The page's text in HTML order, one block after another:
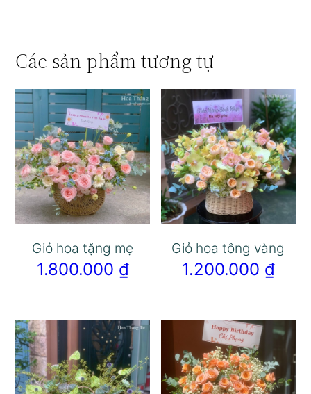
Các sản phẩm tương tự
Giỏ hoa tặng mẹ
1.800.000 ₫
Giỏ hoa tông vàng
1.200.000 ₫